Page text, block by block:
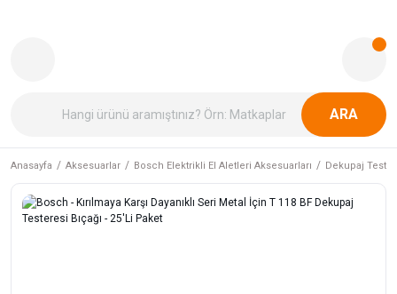
ARA
Anasayfa Aksesuarlar Bosch Elektrikli El Aletleri Aksesuarları Dekupaj